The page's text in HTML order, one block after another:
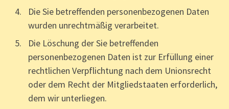
Die Sie betreffenden personenbezogenen Daten
wurden unrechtmäßig verarbeitet.
Die Löschung der Sie betreffenden
personenbezogenen Daten ist zur Erfüllung einer
rechtlichen Verpflichtung nach dem Unionsrecht
oder dem Recht der Mitgliedstaaten erforderlich,
dem wir unterliegen.